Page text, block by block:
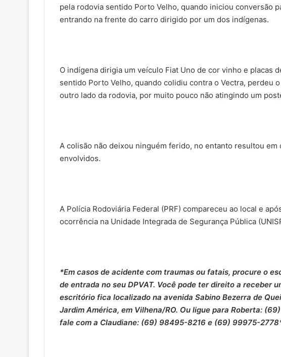
pela rodovia sentido Porto Velho, quando iniciou conversão
entrando na frente do carro dirigido por um dos indígenas.
O indígena dirigia um veículo Fiat Uno de cor vinho e placas
sentido Porto Velho, quando colidiu contra o Vectra, perdeu
outro lado da rodovia, por muito pouco não atingindo um
A colisão não deixou ninguém ferido, no entanto resultou
envolvidos.
A Polícia Rodoviária Federal (PRF) compareceu ao local e
ocorrência na Unidade Integrada de Segurança Pública
*Em casos de acidente com traumas ou fatais, procure o
de entrada no seu DPVAT. Você pode ter direito a receber
escritório fica localizado na avenida Sabino Bezerra de
Jardim América, em Vilhena/RO. Ou ligue para Roberta:
fale com a Claudiane: (69) 98495-8216 e (69) 99975-